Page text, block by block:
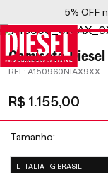
5% OFF
Camiseta
: A150960NIAX9XX
R$ 1.155,00
Tamanho
L ITALIA - G BRASIL